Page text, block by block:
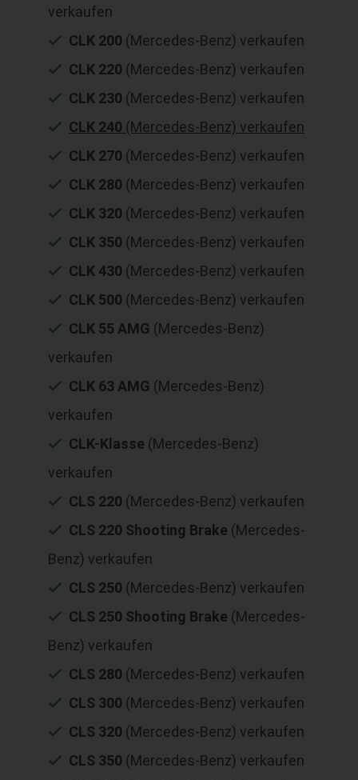
verkaufen
CLK 200 (Mercedes-Benz) verkaufen
CLK 220 (Mercedes-Benz) verkaufen
CLK 230 (Mercedes-Benz) verkaufen
CLK 240 (Mercedes-Benz) verkaufen
CLK 270 (Mercedes-Benz) verkaufen
CLK 280 (Mercedes-Benz) verkaufen
CLK 320 (Mercedes-Benz) verkaufen
CLK 350 (Mercedes-Benz) verkaufen
CLK 430 (Mercedes-Benz) verkaufen
CLK 500 (Mercedes-Benz) verkaufen
CLK 55 AMG (Mercedes-Benz)
verkaufen
CLK 63 AMG (Mercedes-Benz)
verkaufen
CLK-Klasse (Mercedes-Benz)
verkaufen
CLS 220 (Mercedes-Benz) verkaufen
CLS 220 Shooting Brake (Mercedes-
Benz) verkaufen
CLS 250 (Mercedes-Benz) verkaufen
CLS 250 Shooting Brake (Mercedes-
Benz) verkaufen
CLS 280 (Mercedes-Benz) verkaufen
CLS 300 (Mercedes-Benz) verkaufen
CLS 320 (Mercedes-Benz) verkaufen
CLS 350 (Mercedes-Benz) verkaufen